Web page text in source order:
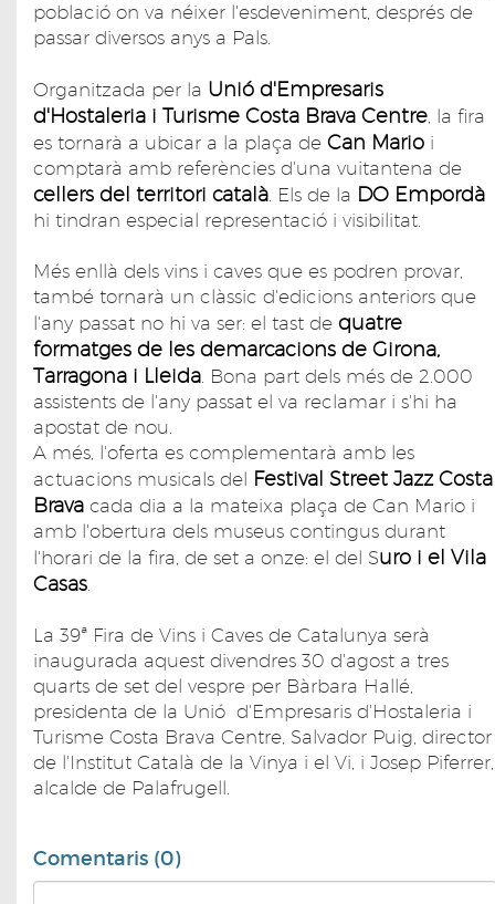
població on va néixer l'esdeveniment, després de
passar diversos anys a Pals.
Organitzada per la Unió d'Empresaris
d'Hostaleria i Turisme Costa Brava Centre, la fira
es tornarà a ubicar a la plaça de Can Mario i
comptarà amb referències d'una vuitantena de
cellers del territori català. Els de la DO Empordà
hi tindran especial representació i visibilitat.
Més enllà dels vins i caves que es podren provar,
també tornarà un clàssic d'edicions anteriors que
l'any passat no hi va ser: el tast de quatre
formatges de les demarcacions de Girona,
Tarragona i Lleida. Bona part dels més de 2.000
assistents de l'any passat el va reclamar i s'hi ha
apostat de nou.
A més, l'oferta es complementarà amb les
actuacions musicals del Festival Street Jazz Costa
Brava cada dia a la mateixa plaça de Can Mario i
amb l'obertura dels museus contingus durant
l'horari de la fira, de set a onze: el del Suro i el Vila
Casas.
La 39ª Fira de Vins i Caves de Catalunya serà
inaugurada aquest divendres 30 d'agost a tres
quarts de set del vespre per Bàrbara Hallé,
presidenta de la Unió d'Empresaris d'Hostaleria i
Turisme Costa Brava Centre, Salvador Puig, director
de l'Institut Català de la Vinya i el Vi, i Josep Piferrer,
alcalde de Palafrugell.
Comentaris (0)